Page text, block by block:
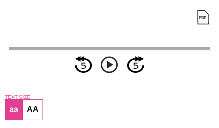
TEXT SIZE
aa AA